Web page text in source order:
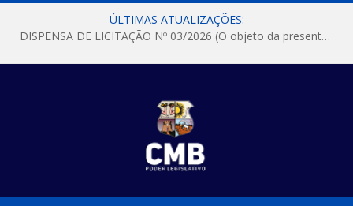
ÚLTIMAS ATUALIZAÇÕES:
DISPENSA DE LICITAÇÃO Nº 03/2026 (O objeto da presente dispensa é a escolha da proposta mais vantajosa para a aquisição, de aparelhos de ar condicionado, tipo Split, com material de instalação e fogão industrial, conforme condições, quantidades e exigências estabelecidas no termo de referencia e neste aviso de contratação direta e seus anexos)